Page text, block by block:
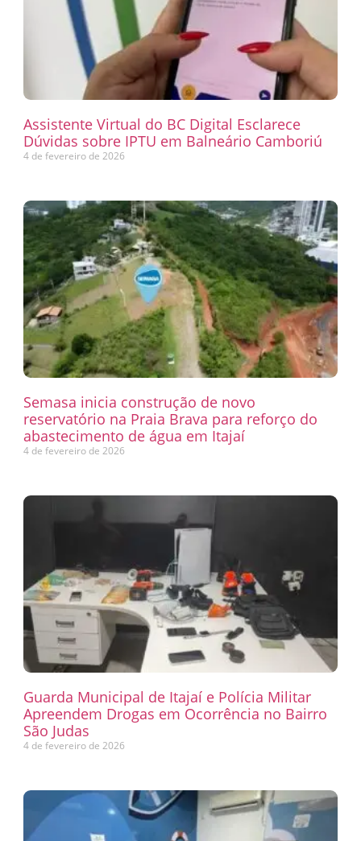
Assistente Virtual do BC Digital Esclarece
Dúvidas sobre IPTU em Balneário Camboriú
4 de fevereiro de 2026
Semasa inicia construção de novo
reservatório na Praia Brava para reforço do
abastecimento de água em Itajaí
4 de fevereiro de 2026
Guarda Municipal de Itajaí e Polícia Militar
Apreendem Drogas em Ocorrência no Bairro
São Judas
4 de fevereiro de 2026